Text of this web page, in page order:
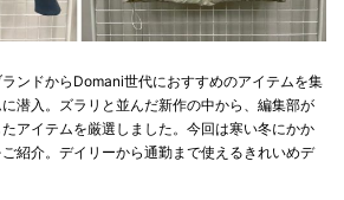
ンドからDomani世代におすすめのアイテムを集
潜入。ズラリと並んだ新作の中から、編集部が
たアイテムを厳選しました。今回は寒い冬にかか
紹介。デイリーから通勤まで使えるきれいめデ